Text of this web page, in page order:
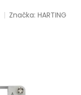
Značka:HARTING